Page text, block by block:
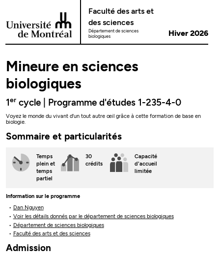
Faculté des arts et
des sciences
Département de sciences
biologiques
Hiver 2026
Mineure en sciences
biologiques
1er cycle | Programme d'études 1-235-4-0
Voyez le monde du vivant d'un tout autre œil grâce à cette formation de base en
biologie.
Sommaire et particularités
Temps
plein et
temps
partiel
30
crédits
Capacité
d'accueil
limitée
Information sur le programme
Dan Nguyen
Voir les détails donnés par le département de sciences biologiques
Département de sciences biologiques
Faculté des arts et des sciences
Admission